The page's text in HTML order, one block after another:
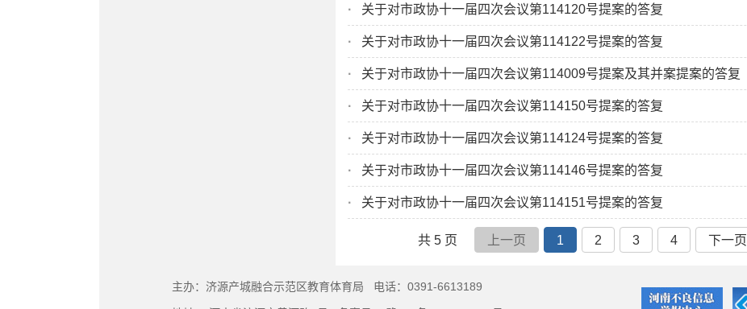
· 关于对市政协十一届四次会议第114120号提案的答复
· 关于对市政协十一届四次会议第114122号提案的答复
· 关于对市政协十一届四次会议第114009号提案及其并案提案的答复
· 关于对市政协十一届四次会议第114150号提案的答复
· 关于对市政协十一届四次会议第114124号提案的答复
· 关于对市政协十一届四次会议第114146号提案的答复
· 关于对市政协十一届四次会议第114151号提案的答复
共 5 页 上一页 1 2 3 4 下一页
主办：济源产城融合示范区教育体育局 电话：0391-6613189